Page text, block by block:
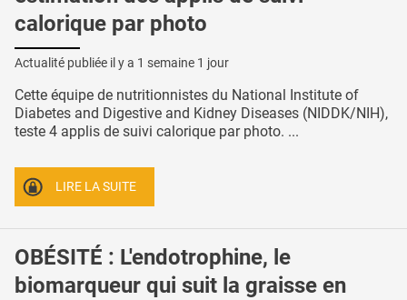
calorique par photo
Actualité publiée il y a 1 semaine 1 jour
Cette équipe de nutritionnistes du National Institute of
Diabetes and Digestive and Kidney Diseases (NIDDK/NIH),
teste 4 applis de suivi calorique par photo. ...
LIRE LA SUITE
OBÉSITÉ : L'endotrophine, le
biomarqueur qui suit la graisse en